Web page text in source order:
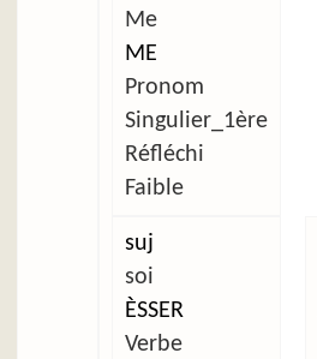
Me
ME
Pronom
Singulier_1ère
Réfléchi
Faible
suj
soi
ÈSSER
Verbe